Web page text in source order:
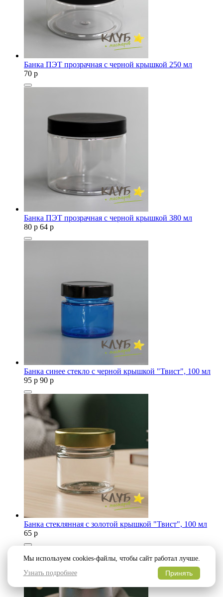
Банка ПЭТ прозрачная с черной крышкой 250 мл
70 p
Банка ПЭТ прозрачная с черной крышкой 380 мл
80 p 64 p
Банка синее стекло с черной крышкой "Твист", 100 мл
95 p 90 p
Банка стеклянная с золотой крышкой "Твист", 100 мл
65 p
Мы используем cookies-файлы, чтобы сайт работал лучше.
Узнать подробнее
Принять